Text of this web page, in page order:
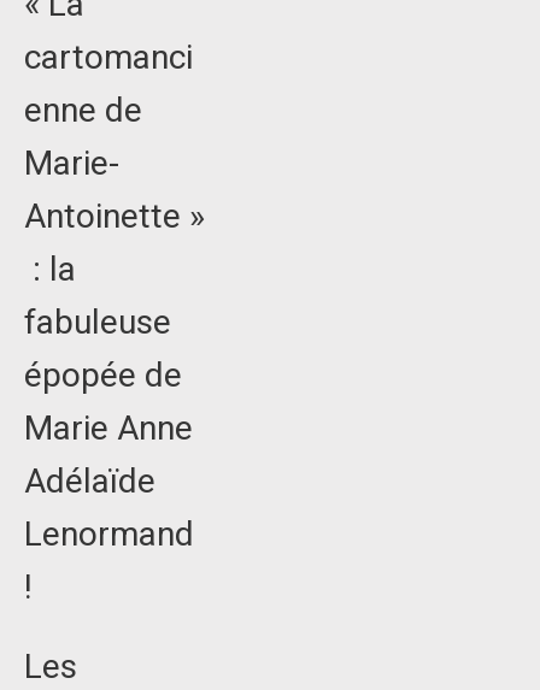
cartomanci
enne de
Marie-
Antoinette »
: la
fabuleuse
épopée de
Marie Anne
Adélaïde
Lenormand
!
Les